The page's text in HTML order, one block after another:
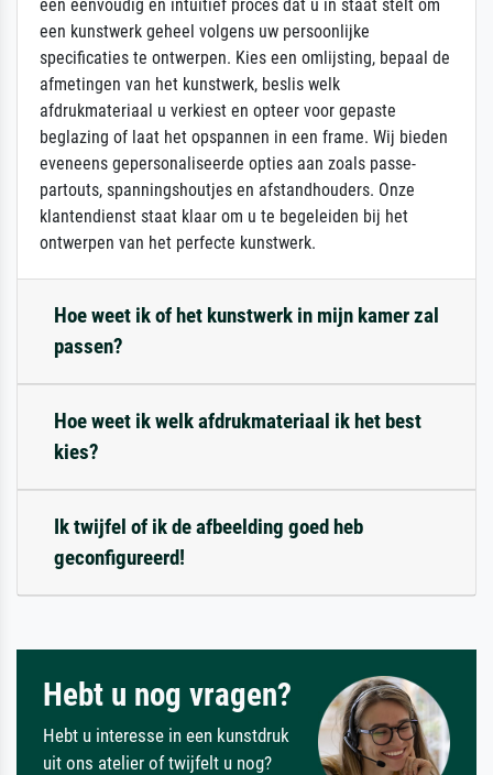
een eenvoudig en intuïtief proces dat u in staat stelt om
een kunstwerk geheel volgens uw persoonlijke
specificaties te ontwerpen. Kies een omlijsting, bepaal de
afmetingen van het kunstwerk, beslis welk
afdrukmateriaal u verkiest en opteer voor gepaste
beglazing of laat het opspannen in een frame. Wij bieden
eveneens gepersonaliseerde opties aan zoals passe-
partouts, spanningshoutjes en afstandhouders. Onze
klantendienst staat klaar om u te begeleiden bij het
ontwerpen van het perfecte kunstwerk.
Hoe weet ik of het kunstwerk in mijn kamer zal
passen?
Hoe weet ik welk afdrukmateriaal ik het best
kies?
Ik twijfel of ik de afbeelding goed heb
geconfigureerd!
Hebt u nog vragen?
Hebt u interesse in een kunstdruk
uit ons atelier of twijfelt u nog?